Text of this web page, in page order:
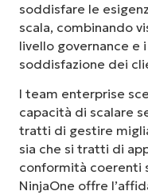
soddisfare le
scala, combinando
livello governance e
soddisfazione dei
I team enterprise
capacità di scalare
tratti di gestire
sia che si tratti di
conformità coerenti
NinjaOne offre